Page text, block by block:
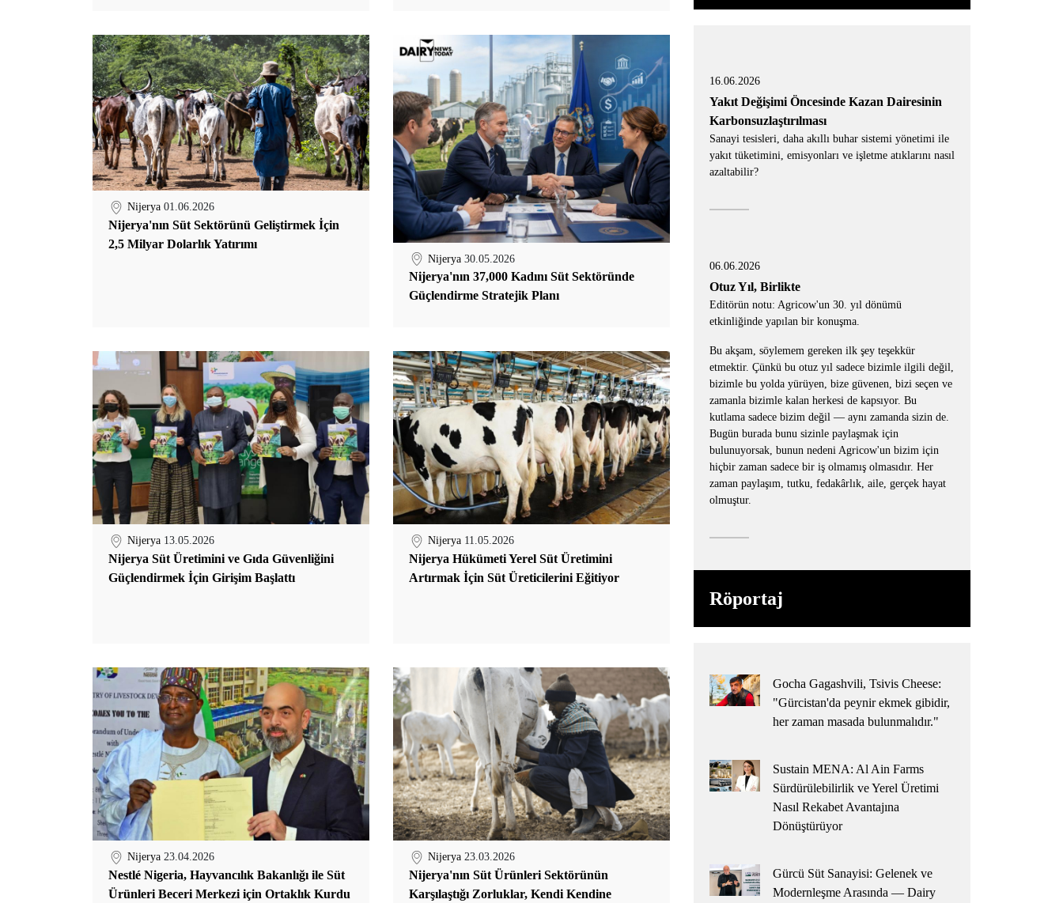
Nijerya 01.06.2026
Nijerya'nın Süt Sektörünü Geliştirmek İçin
2,5 Milyar Dolarlık Yatırımı
Nijerya 30.05.2026
Nijerya'nın 37,000 Kadını Süt Sektöründe
Güçlendirme Stratejik Planı
Nijerya 13.05.2026
Nijerya Süt Üretimini ve Gıda Güvenliğini
Güçlendirmek İçin Girişim Başlattı
Nijerya 11.05.2026
Nijerya Hükümeti Yerel Süt Üretimini
Artırmak İçin Süt Üreticilerini Eğitiyor
Nijerya 23.04.2026
Nestlé Nigeria, Hayvancılık Bakanlığı ile Süt
Ürünleri Beceri Merkezi için Ortaklık Kurdu
Nijerya 23.03.2026
Nijerya'nın Süt Ürünleri Sektörünün
Karşılaştığı Zorluklar, Kendi Kendine
16.06.2026
Yakıt Değişimi Öncesinde Kazan Dairesinin
Karbonsuzlaştırılması
Sanayi tesisleri, daha akıllı buhar sistemi yönetimi ile
yakıt tüketimini, emisyonları ve işletme atıklarını nasıl
azaltabilir?
06.06.2026
Otuz Yıl, Birlikte
Editörün notu: Agricow'un 30. yıl dönümü
etkinliğinde yapılan bir konuşma.
Bu akşam, söylemem gereken ilk şey teşekkür
etmektir. Çünkü bu otuz yıl sadece bizimle ilgili değil,
bizimle bu yolda yürüyen, bize güvenen, bizi seçen ve
zamanla bizimle kalan herkesi de kapsıyor. Bu
kutlama sadece bizim değil — aynı zamanda sizin de.
Bugün burada bunu sizinle paylaşmak için
bulunuyorsak, bunun nedeni Agricow'un bizim için
hiçbir zaman sadece bir iş olmamış olmasıdır. Her
zaman paylaşım, tutku, fedakârlık, aile, gerçek hayat
olmuştur.
Röportaj
Gocha Gagashvili, Tsivis Cheese:
"Gürcistan'da peynir ekmek gibidir,
her zaman masada bulunmalıdır."
Sustain MENA: Al Ain Farms
Sürdürülebilirlik ve Yerel Üretimi
Nasıl Rekabet Avantajına
Dönüştürüyor
Gürcü Süt Sanayisi: Gelenek ve
Modernleşme Arasında — Dairy